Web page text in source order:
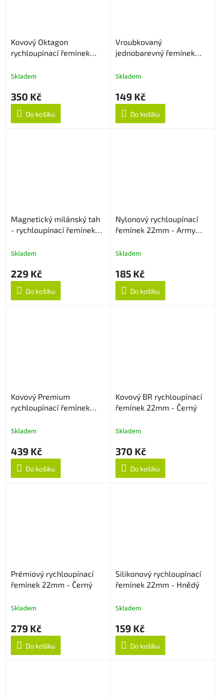
Kovový Oktagon
rychloupínací řemínek
Skladem
350 Kč
Do košíku
Vroubkovaný
jednobarevný řemínek
Skladem
149 Kč
Do košíku
Magnetický milánský tah
- rychloupínací řemínek
Skladem
229 Kč
Do košíku
Nylonový rychloupínací
řemínek 22mm - Army
Skladem
185 Kč
Do košíku
Kovový Premium
rychloupínací řemínek
Skladem
439 Kč
Do košíku
Kovový BR rychloupínací
řemínek 22mm - Černý
Skladem
370 Kč
Do košíku
Prémiový rychloupínací
řemínek 22mm - Černý
Skladem
279 Kč
Do košíku
Silikonový rychloupínací
řemínek 22mm - Hnědý
Skladem
159 Kč
Do košíku